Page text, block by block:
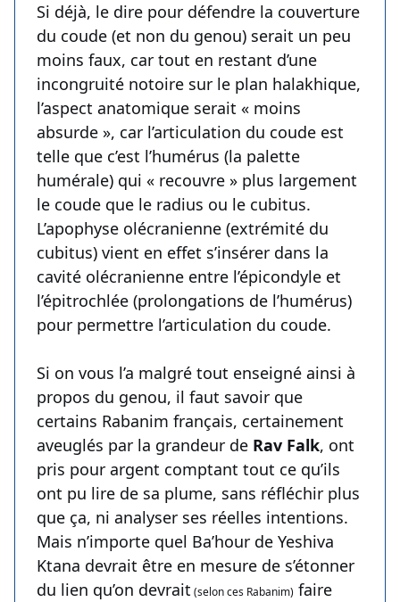
Si déjà, le dire pour défendre la couverture
du coude (et non du genou) serait un peu
moins faux, car tout en restant d’une
incongruité notoire sur le plan halakhique,
l’aspect anatomique serait « moins
absurde », car l’articulation du coude est
telle que c’est l’humérus (la palette
humérale) qui « recouvre » plus largement
le coude que le radius ou le cubitus.
L’apophyse olécranienne (extrémité du
cubitus) vient en effet s’insérer dans la
cavité olécranienne entre l’épicondyle et
l’épitrochlée (prolongations de l’humérus)
pour permettre l’articulation du coude.
Si on vous l’a malgré tout enseigné ainsi à
propos du genou, il faut savoir que
certains Rabanim français, certainement
aveuglés par la grandeur de Rav Falk, ont
pris pour argent comptant tout ce qu’ils
ont pu lire de sa plume, sans réfléchir plus
que ça, ni analyser ses réelles intentions.
Mais n’importe quel Ba’hour de Yeshiva
Ktana devrait être en mesure de s’étonner
du lien qu’on devrait (selon ces Rabanim) faire